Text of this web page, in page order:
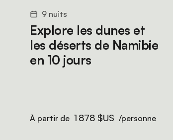
9 nuits
Explore les dunes et
les déserts de Namibie
en 10 jours
À partir de 1 878 $US /personne